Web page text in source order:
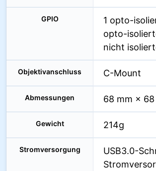
GPIO
1 opto-
opto-
nicht
Objektivanschluss C-Mount
Abmessungen 68 mm × 68
Gewicht 214g
Stromversorgung
USB3.0-